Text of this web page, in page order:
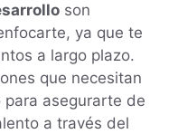
son
ya que te
a largo plazo.
que necesitan
asegurarte de
a través del